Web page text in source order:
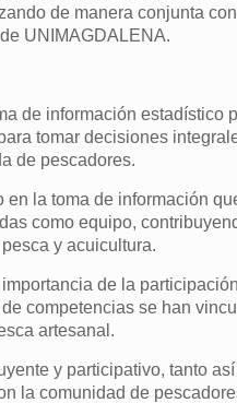
de manera conjunta
UNIMAGDALENA.
de información
tomar decisiones
de pescadores.
la toma de información
como equipo,
y acuicultura.
de la
competencias se han
artesanal.
y participativo, tanto
la comunidad de